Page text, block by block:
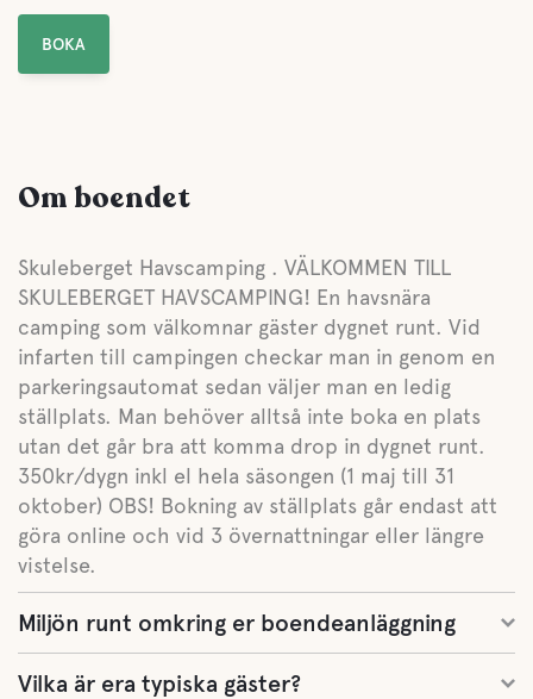
BOKA
Om boendet
Skuleberget Havscamping . VÄLKOMMEN TILL
SKULEBERGET HAVSCAMPING! En havsnära
camping som välkomnar gäster dygnet runt. Vid
infarten till campingen checkar man in genom en
parkeringsautomat sedan väljer man en ledig
ställplats. Man behöver alltså inte boka en plats
utan det går bra att komma drop in dygnet runt.
350kr/dygn inkl el hela säsongen (1 maj till 31
oktober) OBS! Bokning av ställplats går endast att
göra online och vid 3 övernattningar eller längre
vistelse.
Miljön runt omkring er boendeanläggning
Vilka är era typiska gäster?